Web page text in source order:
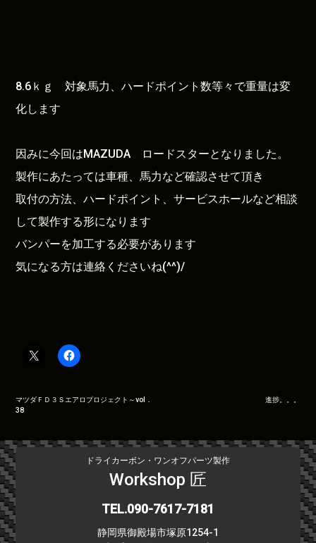
8.6ｋｇ 対象馬力、ハードポイント数等々で重量は変
化します
因みに今回はMAZUDA ロードスターとなりました。
製作にあたっては車種、馬力など確認させて頂き
取付の方法、ハードポイント、サービスホールなど相談
して製作する形になります
バンパーを加工する必要があります
気になる方は連絡くださいね(^^)/
投
稿
ビ
ゲ
ー
シ
ョ
ン
マツダＦＤ３Ｓエアロプロジェクト～vol．
38
進捗。。。
ドライカーボン・ワンオフパーツ製作
Workshop 匠
TEL.090-7617-7181
静岡県御殿場市塚原1254-1